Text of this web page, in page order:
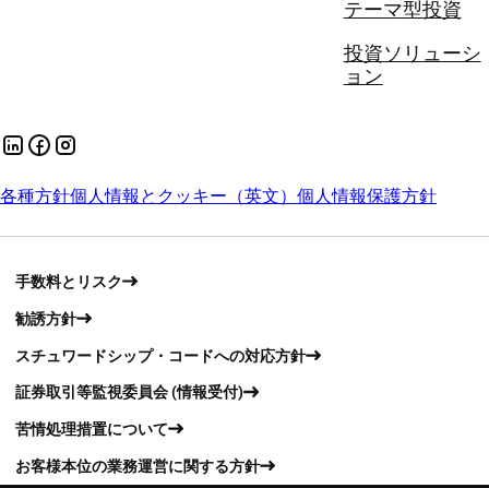
テーマ型投資
投資ソリューシ
ョン
各種方針個人情報とクッキー（英文） 個人情報保護方針
手数料とリスク
勧誘方針
スチュワードシップ・コードへの対応方針
証券取引等監視委員会 (情報受付)
苦情処理措置について
お客様本位の業務運営に関する方針